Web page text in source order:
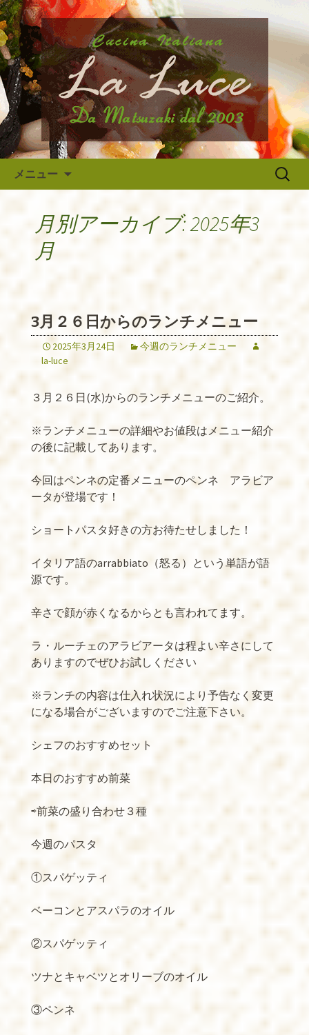
府中のイタリア料理『ラ・ルー
チェ』の最新情報
府中市、国分寺、調布などから近いイ
タリア料理『ラ・ルーチェ』のブログ
です。旬の食材の入荷情報や、新メニ
ュー・限定メニューなどの最新情報、
アルバイトさんや調理スタッフの求人
情報まで幅広く当店の情報をお届けい
たします。
メニュー
検
月別アーカイブ: 2025年3
月
3月２６日からのランチメニュー
2025年3月24日
今週のランチメニュー
la-luce
３月２６日(水)からのランチメニューのご紹介。
※ランチメニューの詳細やお値段はメニュー紹介
の後に記載してあります。
今回はペンネの定番メニューのペンネ アラビア
ータが登場です！
ショートパスタ好きの方お待たせしました！
イタリア語のarrabbiato（怒る）という単語が語
源です。
辛さで顔が赤くなるからとも言われてます。
ラ・ルーチェのアラビアータは程よい辛さにして
ありますのでぜひお試しください
※ランチの内容は仕入れ状況により予告なく変更
になる場合がございますのでご注意下さい。
シェフのおすすめセット
本日のおすすめ前菜
⇨前菜の盛り合わせ３種
今週のパスタ
①スパゲッティ
ベーコンとアスパラのオイル
②スパゲッティ
ツナとキャベツとオリーブのオイル
③ペンネ